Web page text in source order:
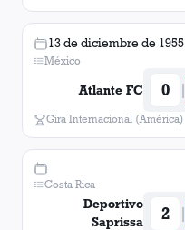
13 de diciembre de 1955
México
Atlante FC 0 |
Gira Internacional (América)
Costa Rica
Deportivo
Saprissa
2 |